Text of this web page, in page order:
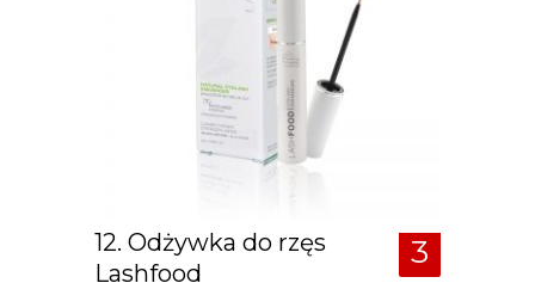
3
12. Odżywka do rzęs
Lashfood